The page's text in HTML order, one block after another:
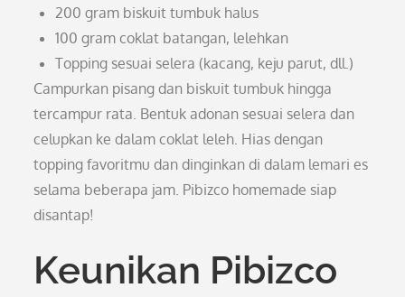
200 gram biskuit tumbuk halus
100 gram coklat batangan, lelehkan
Topping sesuai selera (kacang, keju parut, dll.)
Campurkan pisang dan biskuit tumbuk hingga
tercampur rata. Bentuk adonan sesuai selera dan
celupkan ke dalam coklat leleh. Hias dengan
topping favoritmu dan dinginkan di dalam lemari es
selama beberapa jam. Pibizco homemade siap
disantap!
Keunikan Pibizco